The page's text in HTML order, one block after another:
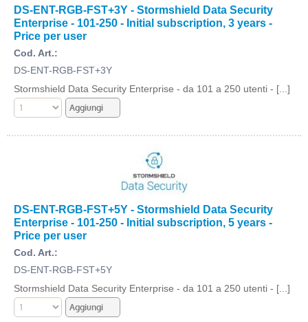
DS-ENT-RGB-FST+3Y - Stormshield Data Security
Enterprise - 101-250 - Initial subscription, 3 years -
Price per user
Cod. Art.:
DS-ENT-RGB-FST+3Y
Stormshield Data Security Enterprise - da 101 a 250 utenti - [...]
DS-ENT-RGB-FST+5Y - Stormshield Data Security
Enterprise - 101-250 - Initial subscription, 5 years -
Price per user
Cod. Art.:
DS-ENT-RGB-FST+5Y
Stormshield Data Security Enterprise - da 101 a 250 utenti - [...]